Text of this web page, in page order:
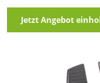
Jetzt Angebot